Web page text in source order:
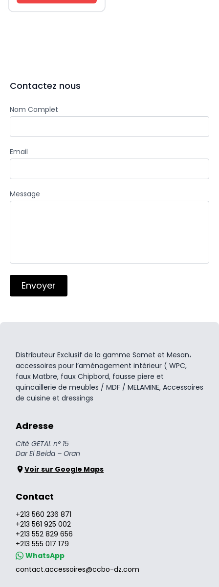
Contactez nous
Nom Complet
Email
Message
Envoyer
Distributeur Exclusif de la gamme Samet et Mesan،
accessoires pour l’aménagement intérieur ( WPC,
faux Matbre, faux Chipbord, fausse piere et
quincaillerie de meubles / MDF / MELAMINE, Accessoires
de cuisine et dressings
Adresse
Cité GETAL n° 15
Dar El Beida – Oran
Voir sur Google Maps
Contact
+213 560 236 871
+213 561 925 002
+213 552 829 656
+213 555 017 179
WhatsApp
contact.accessoires@ccbo-dz.com